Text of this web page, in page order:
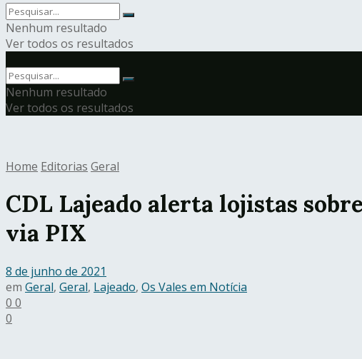
Nenhum resultado
Ver todos os resultados
Nenhum resultado
Ver todos os resultados
Home Editorias Geral
CDL Lajeado alerta lojistas
via PIX
8 de junho de 2021
em Geral, Geral, Lajeado, Os Vales em Notícia
0 0
0